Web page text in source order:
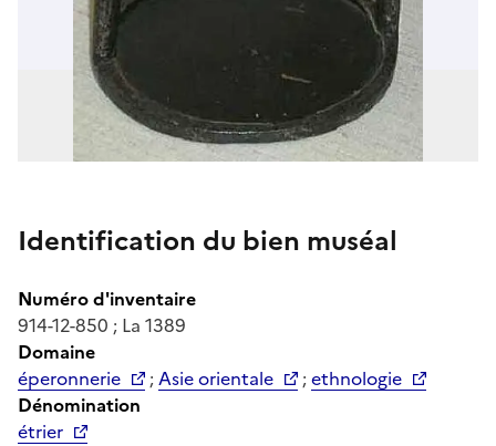
Identification du bien muséal
Numéro d'inventaire
914-12-850 ; La 1389
Domaine
éperonnerie
;Asie orientale ;ethnologie
Dénomination
étrier